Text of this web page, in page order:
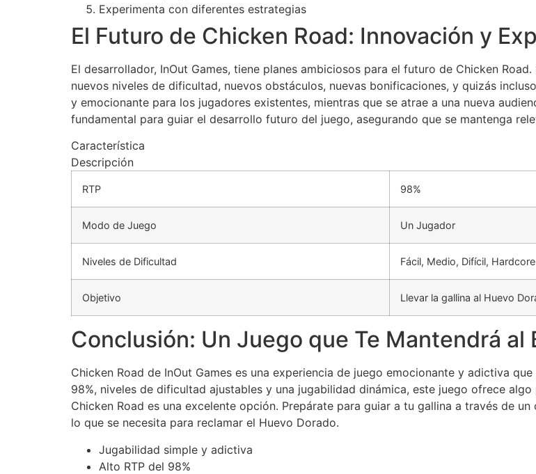
Experimenta con diferentes estrategias
El Futuro de Chicken Road: Innovación y
El desarrollador, InOut Games, tiene planes ambiciosos para el futuro de Chicken
nuevos niveles de dificultad, nuevos obstáculos, nuevas bonificaciones, y quizás
y emocionante para los jugadores existentes, mientras que se atrae a una nueva
fundamental para guiar el desarrollo futuro del juego, asegurando que se mantenga
Característica
Descripción
RTP 98%
Modo de Juego Un Jugador
Niveles de Dificultad Fácil, Medio, Difícil, Hardcore
Objetivo Llevar la gallina al Huevo
Conclusión: Un Juego que Te Mantendrá al
Chicken Road de InOut Games es una experiencia de juego emocionante y adictiva
98%, niveles de dificultad ajustables y una jugabilidad dinámica, este juego ofrece
Chicken Road es una excelente opción. Prepárate para guiar a tu gallina a través de
lo que se necesita para reclamar el Huevo Dorado.
Jugabilidad simple y adictiva
Alto RTP del 98%